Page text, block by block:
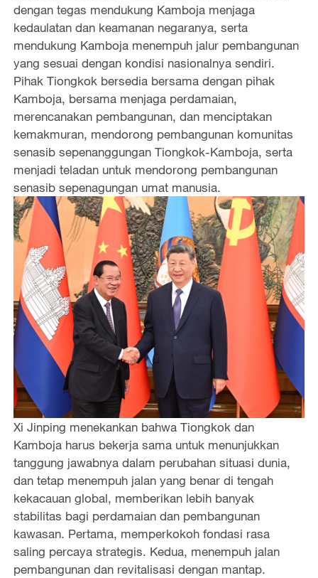
o
dengan tegas mendukung Kamboja menjaga
kedaulatan dan keamanan negaranya, serta
mendukung Kamboja menempuh jalur pembangunan
yang sesuai dengan kondisi nasionalnya sendiri.
Pihak Tiongkok bersedia bersama dengan pihak
Kamboja, bersama menjaga perdamaian,
merencanakan pembangunan, dan menciptakan
kemakmuran, mendorong pembangunan komunitas
senasib sepenanggungan Tiongkok-Kamboja, serta
menjadi teladan untuk mendorong pembangunan
senasib sepenagungan umat manusia.
Xi Jinping menekankan bahwa Tiongkok dan
Kamboja harus bekerja sama untuk menunjukkan
tanggung jawabnya dalam perubahan situasi dunia,
dan tetap menempuh jalan yang benar di tengah
kekacauan global, memberikan lebih banyak
stabilitas bagi perdamaian dan pembangunan
kawasan. Pertama, memperkokoh fondasi rasa
saling percaya strategis. Kedua, menempuh jalan
pembangunan dan revitalisasi dengan mantap.